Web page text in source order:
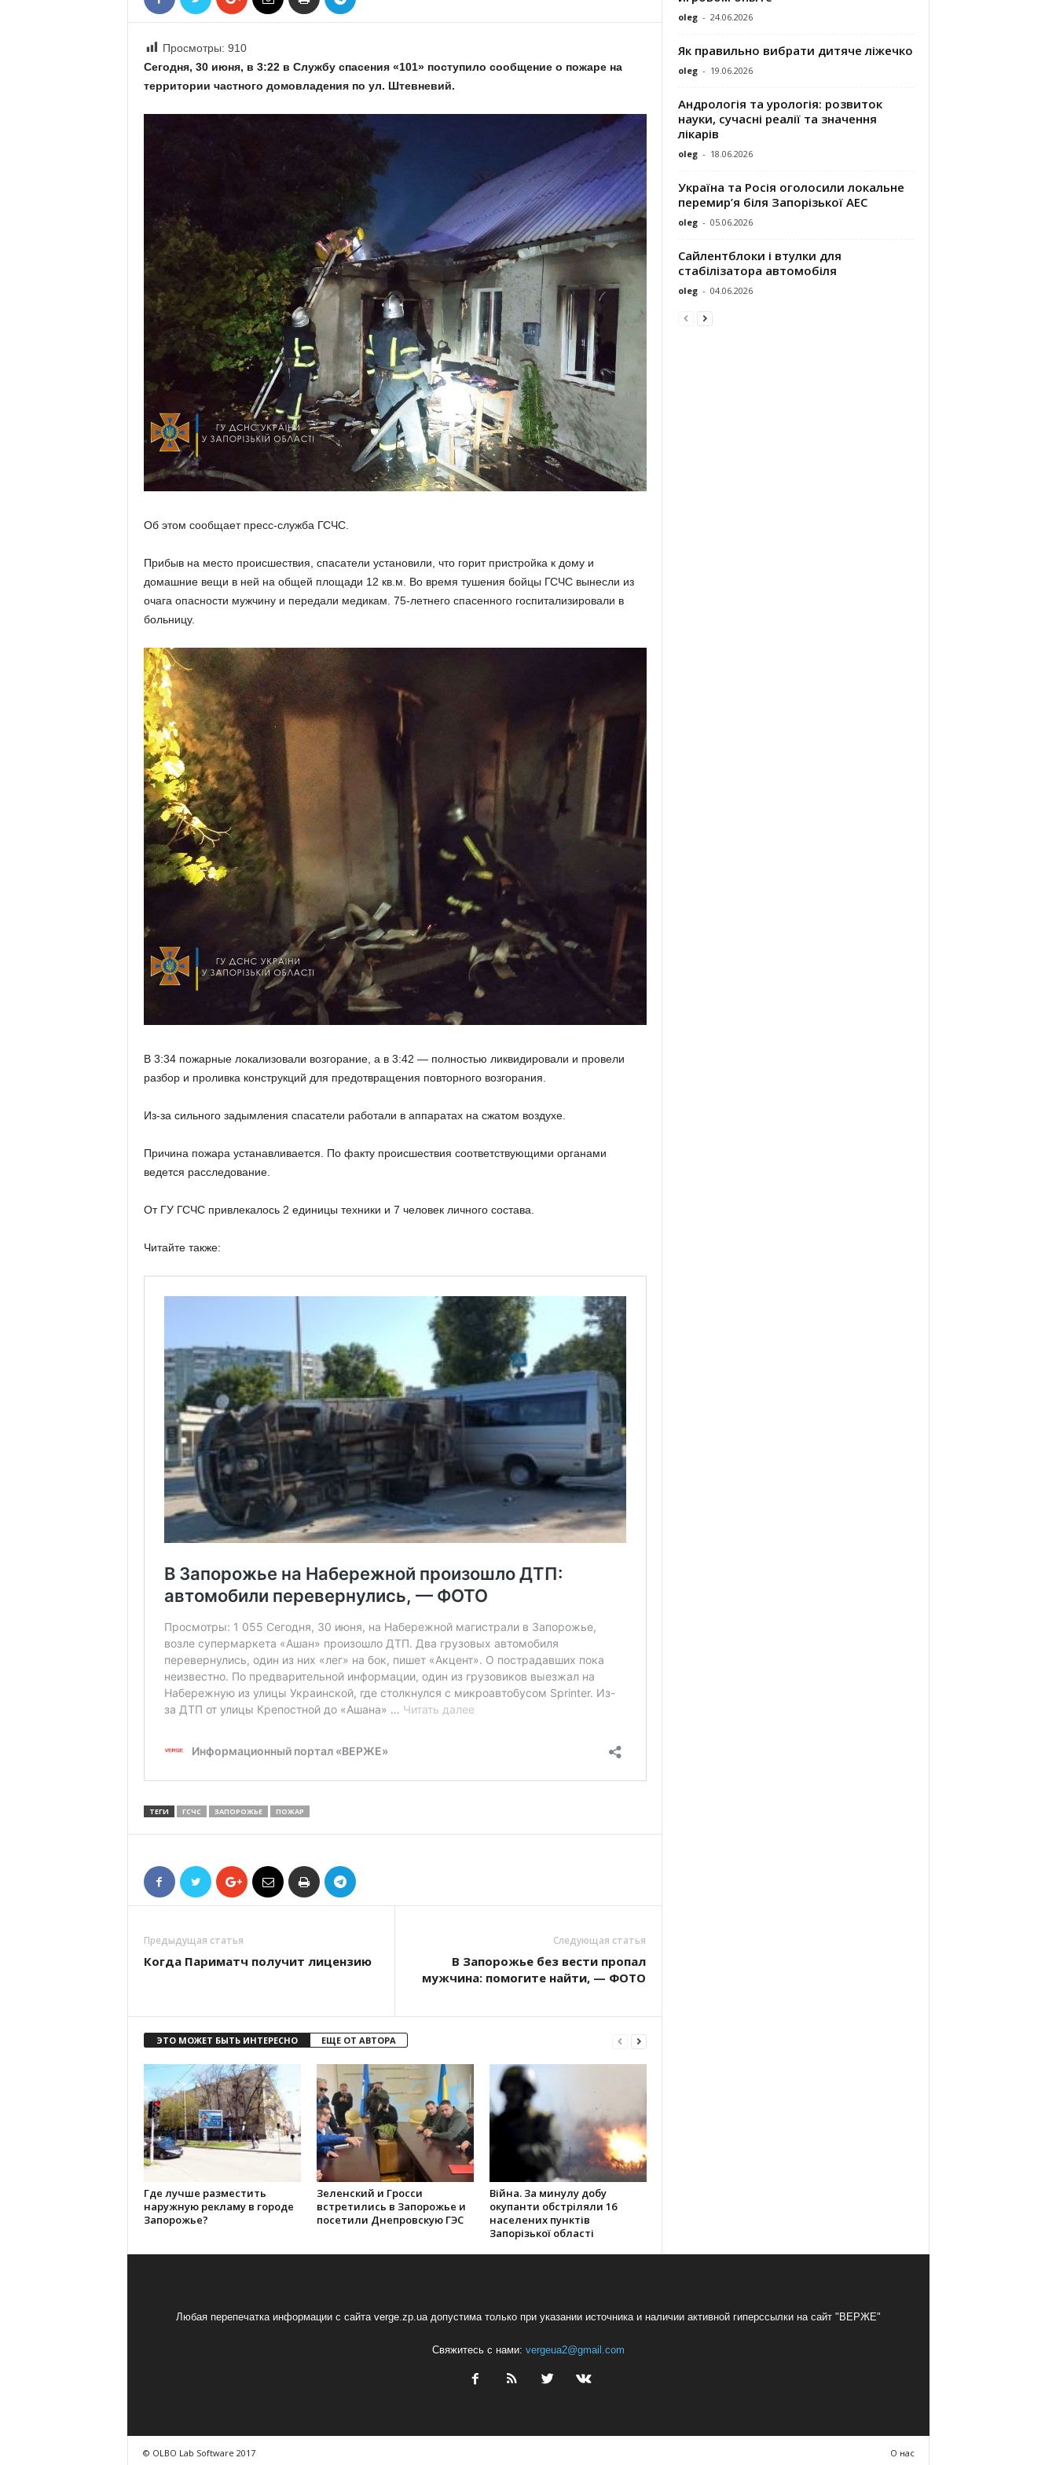
Просмотры: 910
Сегодня, 30 июня, в 3:22 в Службу спасения «101» поступило сообщение о пожаре на
территории частного домовладения по ул. Штевневий.
Об этом сообщает пресс-служба ГСЧС.
Прибыв на место происшествия, спасатели установили, что горит пристройка к дому и
домашние вещи в ней на общей площади 12 кв.м. Во время тушения бойцы ГСЧС вынесли из
очага опасности мужчину и передали медикам. 75-летнего спасенного госпитализировали в
больницу.
В 3:34 пожарные локализовали возгорание, а в 3:42 — полностью ликвидировали и провели
разбор и проливка конструкций для предотвращения повторного возгорания.
Из-за сильного задымления спасатели работали в аппаратах на сжатом воздухе.
Причина пожара устанавливается. По факту происшествия соответствующими органами
ведется расследование.
От ГУ ГСЧС привлекалось 2 единицы техники и 7 человек личного состава.
Читайте также:
ТЕГИ ГСЧС ЗАПОРОЖЬЕ ПОЖАР
Предыдущая статья
Когда Париматч получит лицензию
Следующая статья
В Запорожье без вести пропал
мужчина: помогите найти, — ФОТО
ЭТО МОЖЕТ БЫТЬ ИНТЕРЕСНО ЕЩЕ ОТ АВТОРА
Где лучше разместить
наружную рекламу в городе
Запорожье?
Зеленский и Гросси
встретились в Запорожье и
посетили Днепровскую ГЭС
Війна. За минулу добу
окупанти обстріляли 16
населених пунктів
Запорізької області
oleg - 24.06.2026
Як правильно вибрати дитяче ліжечко
oleg - 19.06.2026
Андрологія та урологія: розвиток
науки, сучасні реалії та значення
лікарів
oleg - 18.06.2026
Україна та Росія оголосили локальне
перемир’я біля Запорізької АЕС
oleg - 05.06.2026
Сайлентблоки і втулки для
стабілізатора автомобіля
oleg - 04.06.2026
Любая перепечатка информации с сайта verge.zp.ua допустима только при указании источника и наличии активной гиперссылки на сайт "ВЕРЖЕ"
Свяжитесь с нами: vergeua2@gmail.com
О нас
© OLBO Lab Software 2017